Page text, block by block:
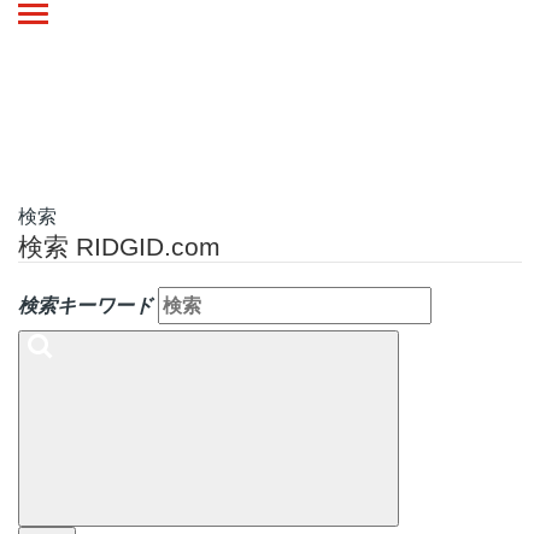
Toggle
検索
検索 RIDGID.com
検索キーワード